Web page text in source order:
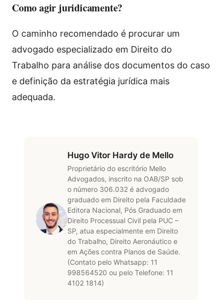
Como agir juridicamente?
O caminho recomendado é procurar um
advogado especializado em Direito do
Trabalho para análise dos documentos do caso
e definição da estratégia jurídica mais
adequada.
Hugo Vitor Hardy de Mello
Proprietário do escritório Mello
Advogados, inscrito na OAB/SP sob
o número 306.032 é advogado
graduado em Direito pela Faculdade
Editora Nacional, Pós Graduado em
Direito Processual Civil pela PUC –
SP, atua especialmente em Direito
do Trabalho, Direito Aeronáutico e
em Ações contra Planos de Saúde.
(Contato pelo Whatsapp: 11
998564520 ou pelo Telefone: 11
4102 1814)